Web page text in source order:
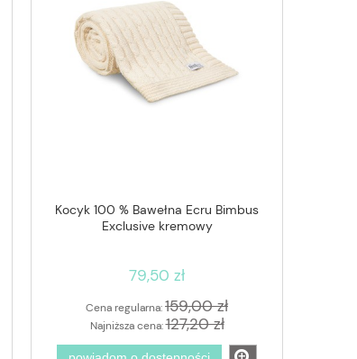
Kocyk 100 % Bawełna Ecru Bimbus
Exclusive kremowy
79,50 zł
Cena regularna:159,00 zł
Najniższa cena:127,20 zł